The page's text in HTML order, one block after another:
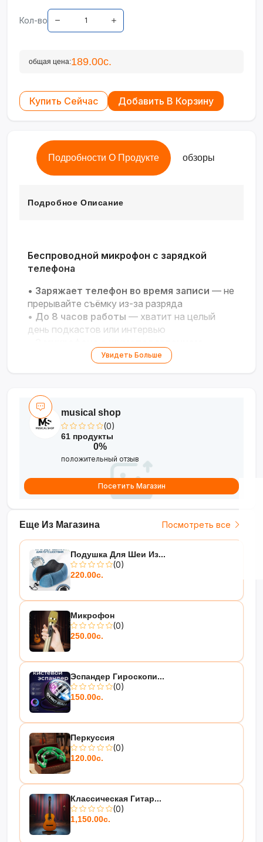
Кол-во
общая цена:189.00с.
Купить Сейчас Добавить В Корзину
Подробности О Продукте обзоры
Подробное Описание
Беспроводной микрофон с зарядкой
телефона
• Заряжает телефон во время записи — не
прерывайте съёмку из-за разряда
• До 8 часов работы — хватит на целый
день подкастов или интервью
чёткий звук даже на улице
•Совместим с iPhone и Android
переходники в комплекте
Увидеть Больше
Еще Из Магазина Посмотреть все
Подушка Для Шеи Из...
(0)
220.00с.
Микрофон
(0)
250.00с.
Эспандер Гироскопи...
(0)
150.00с.
Перкуссия
(0)
120.00с.
Классическая Гитар...
(0)
1,150.00с.
musical shop
(0)
61 продукты
0%
положительный отзыв
Посетить Магазин